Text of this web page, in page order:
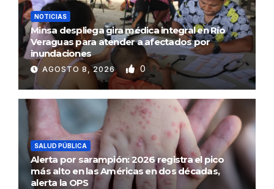
NOTICIAS
Minsa despliega gira médica integral en Río
Veraguas para atender a afectados por
inundaciones
AGOSTO 8, 2026 0
SALUD PÚBLICA
Alerta por sarampión: 2026 registra el pico
más alto en las Américas en dos décadas,
alerta la OPS